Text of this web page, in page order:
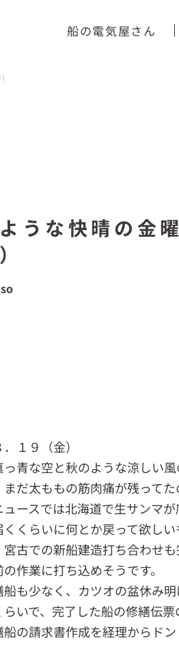
船の電気屋さん
うな快晴の金
１９（金）
青な空と秋のような涼しい風
だ太ももの筋肉痛が残ってた
ースでは北海道で生サンマが
くらいに何とか戻って欲しい
古での新船建造打ち合わせ
作業に打ち込めそうです。
も少なく、カツオの盆休み
いで、完了した船の修繕伝票
船の請求書作成を経理からド